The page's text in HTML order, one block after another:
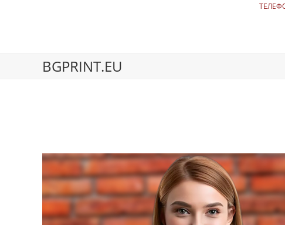
BGPRINT.EU